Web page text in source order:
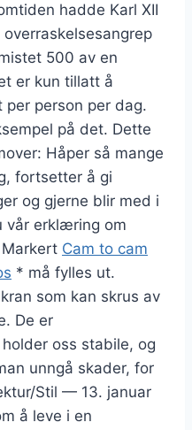
hadde Karl XII
500 av en
er kun tillatt å
person per dag.
på det. Dette
Håper så mange
fortsetter å gi
og gjerne blir med i
vår erklæring om
Cam to cam
* må fylles ut.
som kan skrus av
De er
oss stabile, og
unngå skader, for
Stil — 13. januar
å leve i en